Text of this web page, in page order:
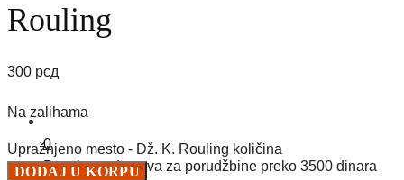
0
Besplatna dostava za porudžbine preko 3500 dinara
Rouling
300 рсд
Na zalihama
Upražnjeno mesto - Dž. K. Rouling količina
DODAJ U KORPU